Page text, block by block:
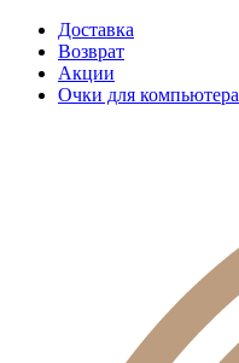
Доставка
Возврат
Акции
Очки для компьютера